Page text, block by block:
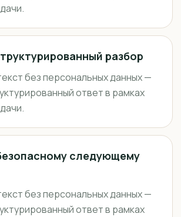
разбор
без персональных данных —
ответ в рамках
следующему
без персональных данных —
ответ в рамках